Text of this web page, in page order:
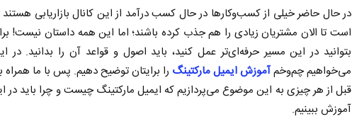
در حال حاضر خیلی از کسب‌وکارها در حال کسب درآمد از این کانال بازاریابی
است تا الان مشتریان زیادی را هم جذب کرده باشند؛ اما این همه داستان نیست!
بتوانید در این مسیر حرفه‌ای‌تر عمل کنید، باید اصول و قواعد آن را بدانید. در
می‌خواهیم چم‌وخمآموزش ایمیل مارکتینگ را برایتان توضیح دهیم. پس با ما همراه
قبل از هر چیزی به این موضوع می‌پردازیم که ایمیل مارکتینگ چیست و چرا باید در
آموزش ببینیم.